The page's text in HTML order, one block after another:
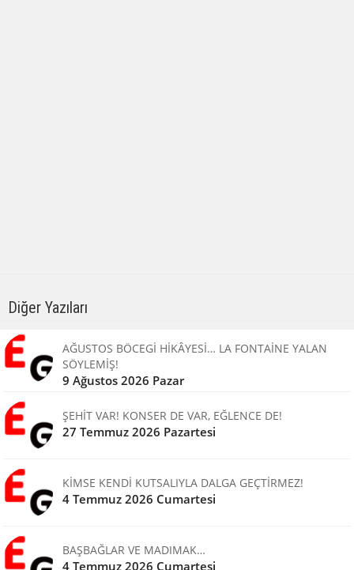
Diğer Yazıları
AĞUSTOS BÖCEGİ HİKÂYESİ… LA FONTAİNE YALAN
SÖYLEMİŞ!
9 Ağustos 2026 Pazar
ŞEHİT VAR! KONSER DE VAR, EĞLENCE DE!
27 Temmuz 2026 Pazartesi
KİMSE KENDİ KUTSALIYLA DALGA GEÇTİRMEZ!
4 Temmuz 2026 Cumartesi
BAŞBAĞLAR VE MADIMAK…
4 Temmuz 2026 Cumartesi